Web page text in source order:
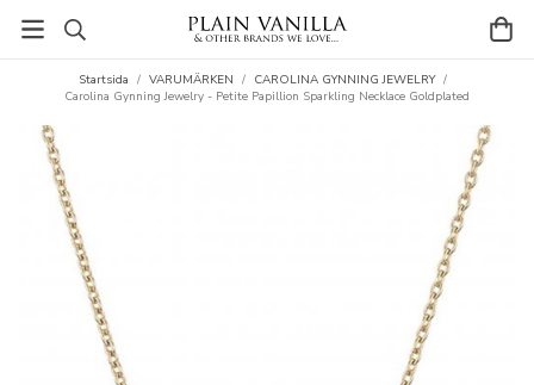
Startsida / VARUMÄRKEN / CAROLINA GYNNING JEWELRY /
Carolina Gynning Jewelry - Petite Papillion Sparkling Necklace Goldplated